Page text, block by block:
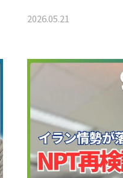
2026.05.21